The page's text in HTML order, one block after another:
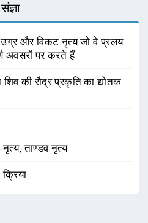
संज्ञा
उग्र और विकट नृत्य जो वे प्रलय
अवसरों पर करते हैं
की रौद्र प्रकृति का द्योतक
ताण्डव नृत्य
क्रिया